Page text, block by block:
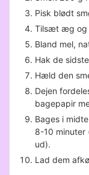
Pisk blødt
Tilsæt æg og
Bland mel,
Hak de
Hæld den
Dejen
bagepapir
Bages i
8-10
ud).
Lad dem